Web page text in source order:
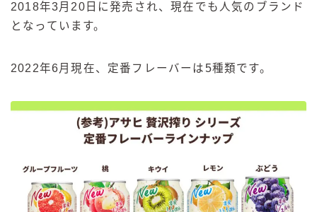
2018年3月20日に発売され、現在でも人気のブランド
となっています。
2022年6月現在、定番フレーバーは5種類です。